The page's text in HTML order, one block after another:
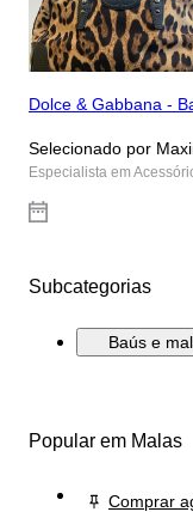
Dolce & Gabbana -
Selecionado por
Especialista em
Subcategorias
Baús e
Popular em Malas
Comprar